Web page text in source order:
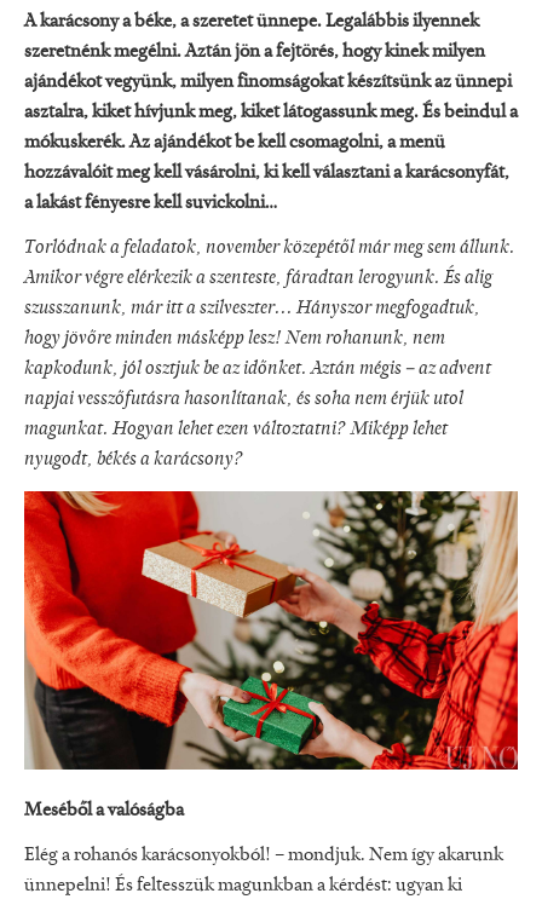
A karácsony a béke, a szeretet ünnepe. Legalábbis ilyennek
szeretnénk megélni. Aztán jön a fejtörés, hogy kinek milyen
ajándékot vegyünk, milyen finomságokat készítsünk az ünnepi
asztalra, kiket hívjunk meg, kiket látogassunk meg. És beindul a
mókuskerék. Az ajándékot be kell csomagolni, a menü
hozzávalóit meg kell vásárolni, ki kell választani a karácsonyfát,
a lakást fényesre kell suvickolni…
Torlódnak a feladatok, november közepétől már meg sem állunk.
Amikor végre elérkezik a szenteste, fáradtan lerogyunk. És alig
szusszanunk, már itt a szilveszter... Hányszor megfogadtuk,
hogy jövőre minden másképp lesz! Nem rohanunk, nem
kapkodunk, jól osztjuk be az időnket. Aztán mégis – az advent
napjai vesszőfutásra hasonlítanak, és soha nem érjük utol
magunkat. Hogyan lehet ezen változtatni? Miképp lehet
nyugodt, békés a karácsony?
Meséből a valóságba
Elég a rohanós karácsonyokból! – mondjuk. Nem így akarunk
ünnepelni! És feltesszük magunkban a kérdést: ugyan ki